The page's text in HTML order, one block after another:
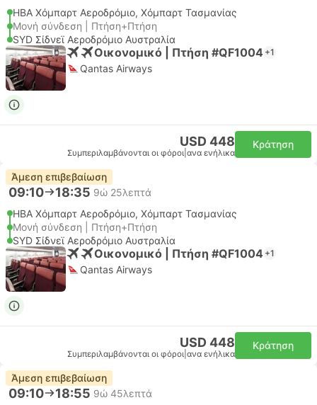
HBA Χόμπαρτ Αεροδρόμιο, Χόμπαρτ Τασμανίας
Μονή σύνδεση | Πτήση+Πτήση
SYD Σίδνεϊ Αεροδρόμιο Αυστραλία
Οικονομικό | Πτήση #QF1004 +1
Qantas Airways
USD 448
Συμπεριλαμβάνονται οι φόροι ανα ενήλικα
Κράτηση
Άμεση επιβεβαίωση
09:10 18:35 9ώ 25λεπτά
HBA Χόμπαρτ Αεροδρόμιο, Χόμπαρτ Τασμανίας
Μονή σύνδεση | Πτήση+Πτήση
SYD Σίδνεϊ Αεροδρόμιο Αυστραλία
Οικονομικό | Πτήση #QF1004 +1
Qantas Airways
USD 448
Συμπεριλαμβάνονται οι φόροι ανα ενήλικα
Κράτηση
Άμεση επιβεβαίωση
09:10 18:55 9ώ 45λεπτά